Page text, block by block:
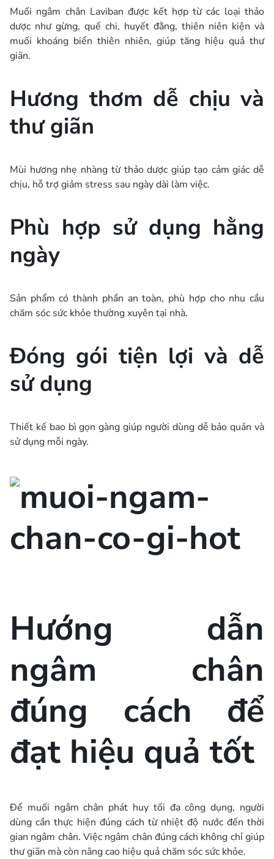
Muối ngâm chân Laviban được kết hợp từ các loại thảo
dược như gừng, quế chi, huyết đằng, thiên niên kiện và
muối khoáng biển thiên nhiên, giúp tăng hiệu quả thư
giãn.
Hương thơm dễ chịu và
thư giãn
Mùi hương nhẹ nhàng từ thảo dược giúp tạo cảm giác dễ
chịu, hỗ trợ giảm stress sau ngày dài làm việc.
Phù hợp sử dụng hằng
ngày
Sản phẩm có thành phần an toàn, phù hợp cho nhu cầu
chăm sóc sức khỏe thường xuyên tại nhà.
Đóng gói tiện lợi và dễ
sử dụng
Thiết kế bao bì gọn gàng giúp người dùng dễ bảo quản và
sử dụng mỗi ngày.
Hướng dẫn
ngâm chân
đúng cách để
đạt hiệu quả tốt
Để muối ngâm chân phát huy tối đa công dụng, người
dùng cần thực hiện đúng cách từ nhiệt độ nước đến thời
gian ngâm chân. Việc ngâm chân đúng cách không chỉ giúp
thư giãn mà còn nâng cao hiệu quả chăm sóc sức khỏe.